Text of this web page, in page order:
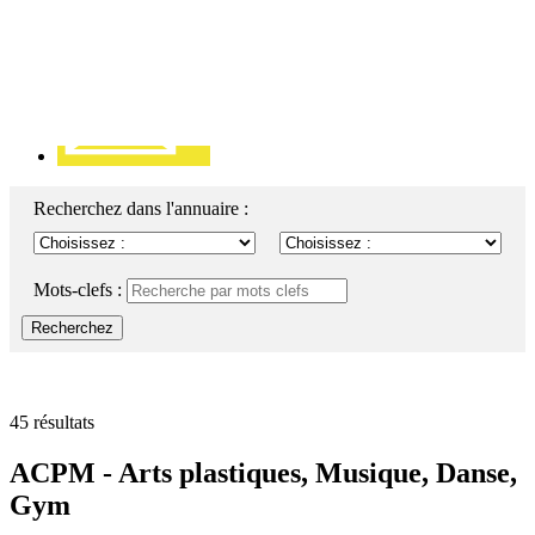
Recherchez dans l'annuaire :
Mots-clefs :
Recherchez
45 résultats
ACPM - Arts plastiques, Musique, Danse,
Gym